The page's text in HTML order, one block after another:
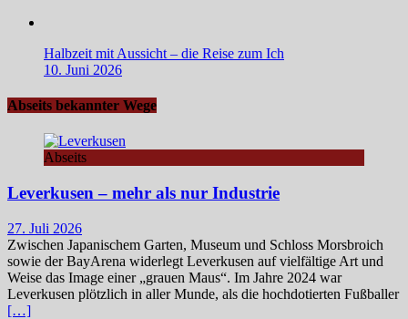
Halbzeit mit Aussicht – die Reise zum Ich
10. Juni 2026
Abseits bekannter Wege
Abseits
Leverkusen – mehr als nur Industrie
27. Juli 2026
Zwischen Japanischem Garten, Museum und Schloss Morsbroich
sowie der BayArena widerlegt Leverkusen auf vielfältige Art und
Weise das Image einer „grauen Maus“. Im Jahre 2024 war
Leverkusen plötzlich in aller Munde, als die hochdotierten Fußballer
[…]